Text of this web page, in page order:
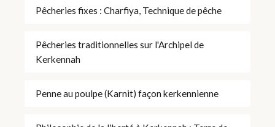
Pêcheries fixes : Charfiya, Technique de pêche
Pêcheries traditionnelles sur l'Archipel de
Kerkennah
Penne au poulpe (Karnit) façon kerkennienne